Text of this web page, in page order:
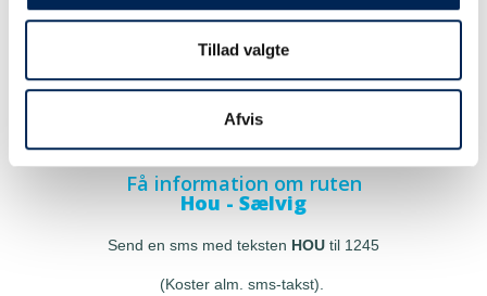
Tillad valgte
Afvis
Få information om ruten
Hou - Sælvig
Send en sms med teksten HOU til 1245
(Koster alm. sms-takst).